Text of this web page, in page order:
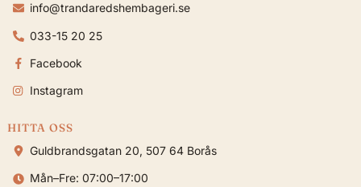
info@trandaredshembageri.se
033-15 20 25
Facebook
Instagram
HITTA OSS
Guldbrandsgatan 20, 507 64 Borås
Mån–Fre: 07:00–17:00